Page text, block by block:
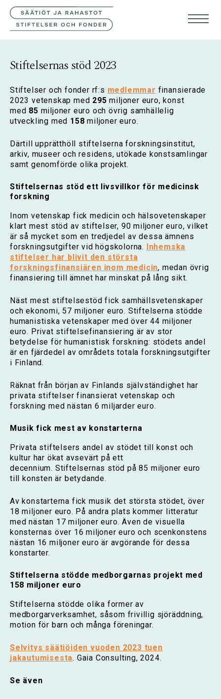
FIN
ENG
Stiftelsernas stöd 2023
Stiftelser och fonder rf:s medlemmar finansierade
2023 vetenskap med 295 miljoner euro, konst
med 85 miljoner euro och övrig samhällelig
utveckling med 158miljoner euro.
Därtill upprätthöll stiftelserna forskningsinstitut,
arkiv, museer och residens, utökade konstsamlingar
samt genomförde olika projekt.
Stiftelsernas stöd ett livsvillkor för medicinsk
forskning
Inom vetenskap fick medicin och hälsovetenskaper
klart mest stöd av stiftelser, 90 miljoner euro, vilket
är så mycket som en tredjedel av dessa ämnens
forskningsutgifter vid högskolorna. Inhemska
stiftelser har blivit den största
forskningsfinansiären inom medicin, medan övrig
finansiering till ämnet har minskat på lång sikt.
Näst mest stiftelsestöd fick samhällsvetenskaper
och ekonomi, 57 miljoner euro. Stiftelserna stödde
humanistiska vetenskaper med över 44 miljoner
euro. Privat stiftelsefinansiering är av stor
betydelse för humanistisk forskning: stödets andel
är en fjärdedel av områdets totala forskningsutgifter
i Finland.
Räknat från början av Finlands självständighet har
privata stiftelser finansierat vetenskap och
forskning med nästan 6 miljarder euro.
Musik fick mest av konstarterna
Privata stiftelsers andel av stödet till konst och
kultur har ökat avsevärt på ett
decennium. Stiftelsernas stöd på 85 miljoner euro
till konsten är betydande.
Av konstarterna fick musik det största stödet, över
18 miljoner euro. På andra plats kommer litteratur
med nästan 17 miljoner euro. Även de visuella
konsternas över 16 miljoner euro och scenkonstens
nästan 16 miljoner euro är avgörande för dessa
konstarter.
Stiftelserna stödde medborgarnas projekt med
158 miljoner euro
Stiftelserna stödde olika former av
medborgarverksamhet, såsom frivillig sjöräddning,
motion för barn och många föreningar.
Selvitys säätiöiden vuoden 2023 tuen
jakautumisesta. Gaia Consulting, 2024.
Se även